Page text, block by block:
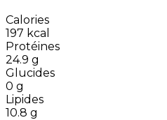
Calories
197 kcal
Protéines
24.9 g
Glucides
0 g
Lipides
10.8 g